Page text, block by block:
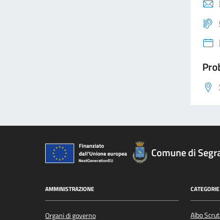
Comune di
AMMINISTRAZIONE
Organi di governo Albo